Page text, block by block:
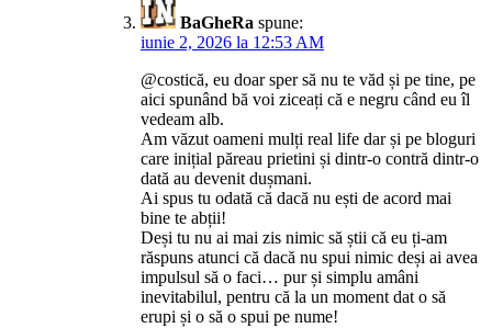
BaGheRa spune:
iunie 2, 2026 la 12:53 AM
@costică, eu doar sper să nu te văd și pe tine, pe
aici spunând bă voi ziceați că e negru când eu îl
vedeam alb.
Am văzut oameni mulți real life dar și pe bloguri
care inițial păreau prietini și dintr-o contră dintr-o
dată au devenit dușmani.
Ai spus tu odată că dacă nu ești de acord mai
bine te abții!
Deși tu nu ai mai zis nimic să știi că eu ți-am
răspuns atunci că dacă nu spui nimic deși ai avea
impulsul să o faci… pur și simplu amâni
inevitabilul, pentru că la un moment dat o să
erupi și o să o spui pe nume!